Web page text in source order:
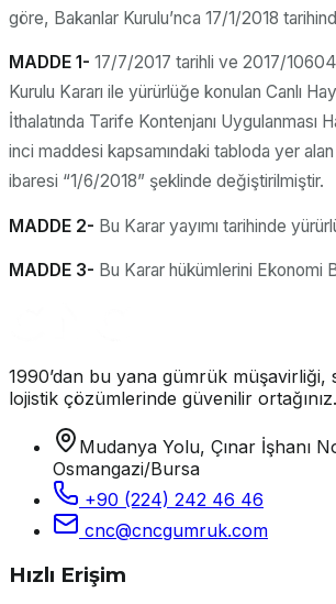
göre, Bakanlar Kurulu’nca 17/1/2018
MADDE 1- 17/7/2017 tarihli ve 2017/10604
Kurulu Kararı ile yürürlüğe konulan Canlı
İthalatında Tarife Kontenjanı Uygulanması
inci maddesi kapsamındaki tabloda yer
ibaresi “1/6/2018” şeklinde değiştirilmiştir.
MADDE 2- Bu Karar yayımı tarihinde
MADDE 3- Bu Karar hükümlerini Ekonomi
1990’dan bu yana gümrük müşavirliği,
lojistik çözümlerinde güvenilir ortağınız.
Mudanya Yolu, Çınar İşhanı
Osmangazi/Bursa
+90 (224) 242 46 46
cnc@cncgumruk.com
Hızlı Erişim